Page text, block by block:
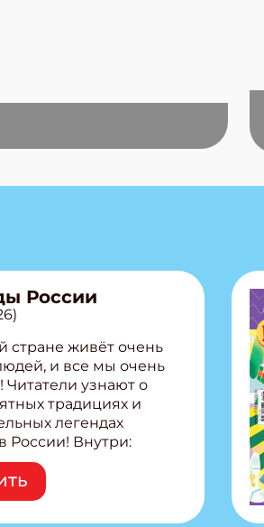
России
стране живёт очень
и все мы очень
Читатели узнают о
традициях и
легендах
России! Внутри:
татар, башкир и
Настольная игра
из Алтая Очень